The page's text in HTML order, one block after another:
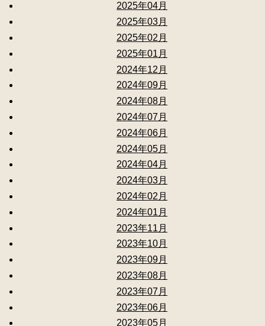
2025年04月
2025年03月
2025年02月
2025年01月
2024年12月
2024年09月
2024年08月
2024年07月
2024年06月
2024年05月
2024年04月
2024年03月
2024年02月
2024年01月
2023年11月
2023年10月
2023年09月
2023年08月
2023年07月
2023年06月
2023年05月